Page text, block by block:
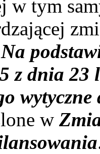
w tym
z dnia 23
w